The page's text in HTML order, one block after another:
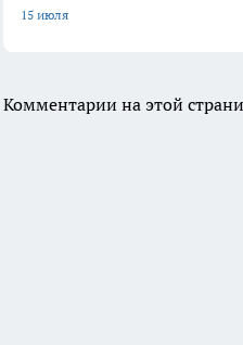
15 июля
Комментарии на этой